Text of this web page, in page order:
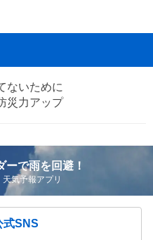
ないために
災力アップ
ーで雨を回避！
気予報アプリ
SNS